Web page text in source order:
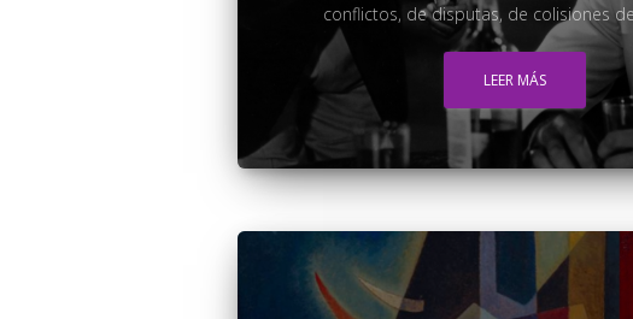
conflictos, de disputas, de colisiones
LEER MÁS